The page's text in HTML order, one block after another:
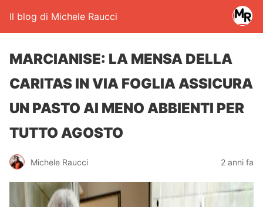
Il blog di Michele Raucci
MARCIANISE: LA MENSA DELLA
CARITAS IN VIA FOGLIA ASSICURA
UN PASTO AI MENO ABBIENTI PER
TUTTO AGOSTO
Michele Raucci 2 anni fa